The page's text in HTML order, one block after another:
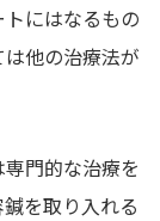
にはなるもの
他の治療法が
門的な治療を
を取り入れる